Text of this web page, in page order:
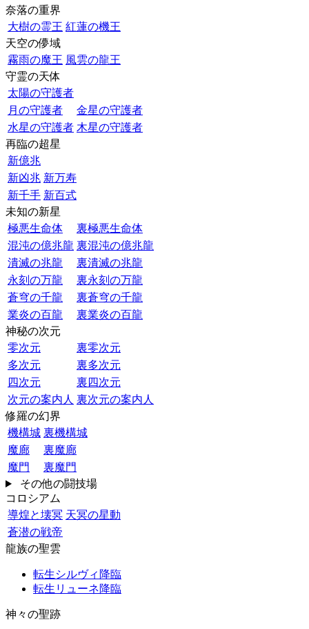
奈落の重界
大樹の霊王 紅蓮の機王
天空の儚域
霧雨の魔王 風雲の龍王
守霊の天体
太陽の守護者
月の守護者
金星の守護者
水星の守護者 木星の守護者
再臨の超星
新億兆
新凶兆 新万寿
新千手 新百式
未知の新星
極悪生命体
裏極悪生命体
混沌の億兆龍 裏混沌の億兆龍
潰滅の兆龍
裏潰滅の兆龍
永刻の万龍
裏永刻の万龍
蒼穹の千龍
裏蒼穹の千龍
業炎の百龍
裏業炎の百龍
神秘の次元
零次元
裏零次元
多次元
裏多次元
四次元
裏四次元
次元の案内人 裏次元の案内人
修羅の幻界
機構城 裏機構城
魔廊
裏魔廊
魔門
裏魔門
その他の闘技場
コロシアム
導煌と壊冥 天冥の星動
蒼潜の戦帝
龍族の聖雲
転生シルヴィ降臨
転生リューネ降臨
神々の聖跡